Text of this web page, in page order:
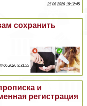
25 06 2026 18:12:45
сохранить
06 2026 9:31:55
и
регистрация